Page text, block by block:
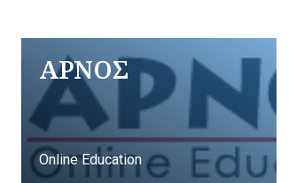
ΑΡΝΟΣ
Online Education